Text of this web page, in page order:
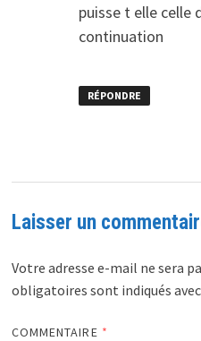
puisse t elle celle
continuation
RÉPONDRE
Laisser un
Votre adresse e-mail ne sera
obligatoires sont indiqués avec
COMMENTAIRE *